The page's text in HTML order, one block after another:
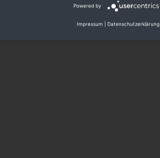
Powered by
Impressum Datenschutzerklärung